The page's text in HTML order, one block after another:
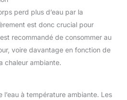
appareils domestiques
intelligents. Son design
innovant, sa portabilité et ses
caractéristiques d'efficacité
remporté le Global Technical
font un véritable témoignage du
perd plus d’eau par la
est donc crucial pour
recommandé de consommer au
voire davantage en fonction de
chaleur ambiante.
l’eau à température ambiante. Les